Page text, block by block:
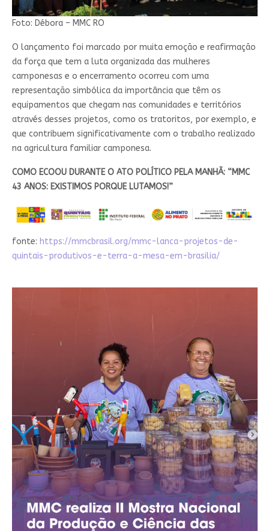
Foto: Débora – MMC RO
O lançamento foi marcado por muita emoção e reafirmação
da força que tem a luta organizada das mulheres
camponesas e o encerramento ocorreu com uma
representação simbólica da importância que têm os
equipamentos que chegam nas comunidades e territórios
através desses projetos, como os tratoritos, por exemplo, e
que contribuem significativamente com o trabalho realizado
na agricultura familiar camponesa.
COMO ECOOU DURANTE O ATO POLÍTICO PELA MANHÃ: “MMC
43 ANOS: EXISTIMOS PORQUE LUTAMOS!”
fonte: https://mmcbrasil.org/mmc-lanca-projetos-de-
quintais-produtivos-e-terra-a-mesa-em-brasilia/